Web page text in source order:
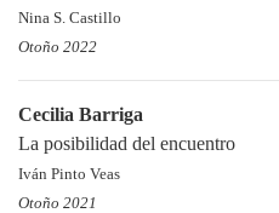
Nina S. Castillo
Otoño 2022
Cecilia Barriga
La posibilidad del encuentro
Iván Pinto Veas
Otoño 2021